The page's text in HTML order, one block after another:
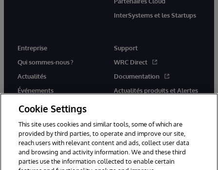
InterSystems et les Startups
Entreprise
Qui sommes-nous ?
Actualités
Événements
Rejoignez-nous
Support
WRC Direct
Documentation
Actualités produits et Alertes
Cookie Settings
This site uses cookies and similar tools, some of which are
provided by third parties, to operate and improve our site,
reach users with relevant content and ads, collect user data
and browsing and activity information. We and these third
parties use the information collected to enable certain